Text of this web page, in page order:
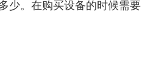
少。在购买设备的时候需要